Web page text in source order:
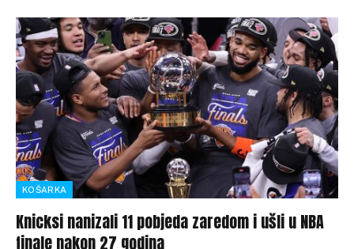
KOŠARKA
Knicksi nanizali 11 pobjeda zaredom i ušli u NBA
finale nakon 27 godina